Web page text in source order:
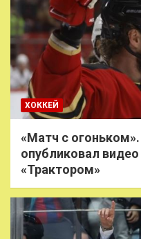
ХОККЕЙ
«Матч с
опубликовал
«Трактором»